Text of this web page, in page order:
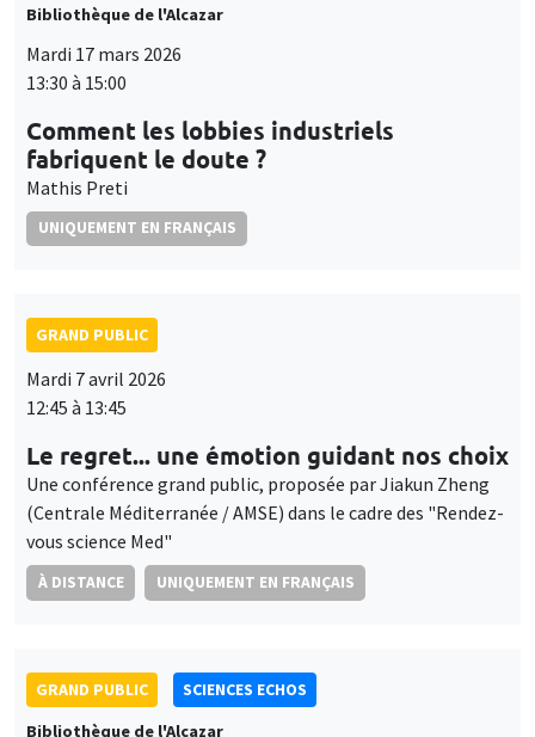
Bibliothèque de l'Alcazar
Mardi 17 mars 2026
13:30 à 15:00
Comment les lobbies industriels
fabriquent le doute ?
Mathis Preti
UNIQUEMENT EN FRANÇAIS
GRAND PUBLIC
Mardi 7 avril 2026
12:45 à 13:45
Le regret... une émotion guidant nos choix
Une conférence grand public, proposée par Jiakun Zheng
(Centrale Méditerranée / AMSE) dans le cadre des "Rendez-
vous science Med"
À DISTANCE UNIQUEMENT EN FRANÇAIS
GRAND PUBLIC
SCIENCES ECHOS
Bibliothèque de l'Alcazar